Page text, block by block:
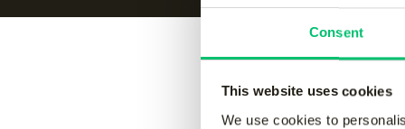
Consent
This website uses cookies
We use cookies to